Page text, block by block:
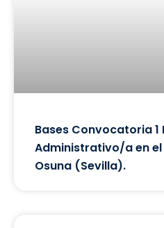
Bases Convocatoria 1
Administrativo/a en
Osuna (Sevilla).